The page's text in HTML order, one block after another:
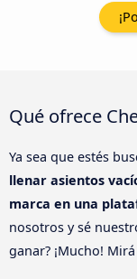
Qué ofrece
Ya sea que estés
llenar asientos
marca en una
nosotros y sé
ganar? ¡Mucho!